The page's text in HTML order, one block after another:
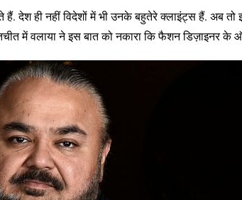
हैं. देश ही नहीं विदेशों में भी उनके बहुतेरे क्लाइंट्स हैं. अब
में वलाया ने इस बात को नकारा कि फैशन डिज़ाइनर के